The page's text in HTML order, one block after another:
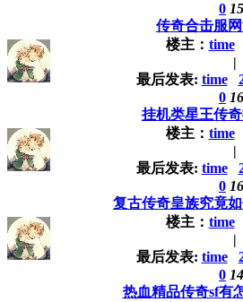
0
传奇合击服
楼主： time
|
最后发表: time
0
挂机类星王传
楼主： time
|
最后发表: time
0
复古传奇皇族究竟
楼主： time
|
最后发表: time
0
热血精品传奇sf有